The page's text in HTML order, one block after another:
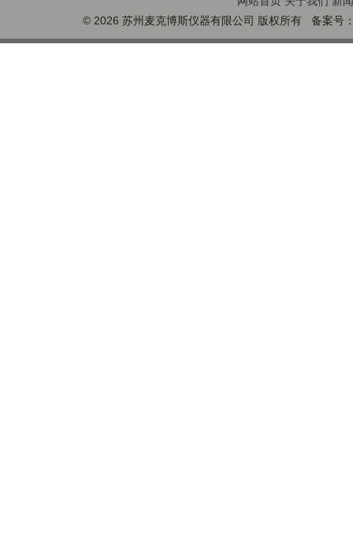
© 2026 苏州麦克博斯仪器有限公司 版权所有 备案号